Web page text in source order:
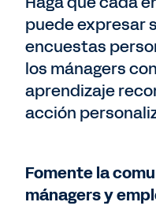
puede expresar
encuestas
los mánagers
aprendizaje
acción
Fomente la
mánagers y